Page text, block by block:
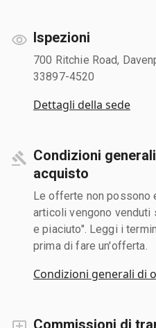
Ispezioni
700 Ritchie Road,
33897-4520
Dettagli della sede
Condizioni
acquisto
Le offerte non possono
articoli vengono venduti
e piaciuto". Leggi i
prima di fare un'offerta.
Condizioni generali di
Commissioni di